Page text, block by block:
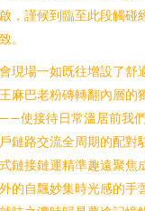
，謹候到臨至此段觸碰
。
現場一如既往增設了
麻巴老粉磚轉翻內層
使接待日常溫居前我
鏈路交流全周期的配對
鏈接鏈運精準趣遠聚焦
的自飄妙集時光感的手